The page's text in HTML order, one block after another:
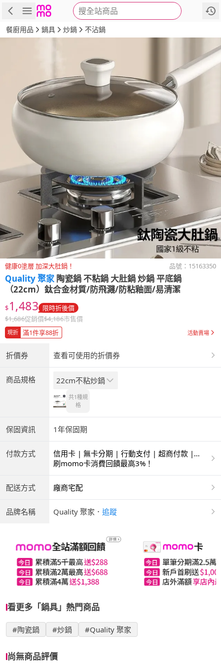
搜全站商品
商品 評價 詳情
餐廚用品 鍋具 炒鍋 不沾鍋
健康0塗層 加深大肚鍋！ 品號： 15163350
Quality 聚家 陶瓷鍋 不粘鍋 大肚鍋 炒鍋 平底鍋
（22cm）鈦合金材質/防飛濺/防粘釉面/易清潔
$1,483 限時折後價
$1,686促銷價$4,186市售價
現折 滿1件享88折 活動賣場
折價券 查看可使用的折價券
商品規格 22cm不粘炒鍋
共1種規
格
保固資訊 1年保固期
付款方式
信用卡 | 無卡分期 | 行動支付 | 超商付款 |
ATM | 銀聯卡
刷momo卡消費回饋最高3%！
配送方式 廠商宅配
品牌名稱 Quality 聚家 ． 追蹤
看更多「鍋具」熱門商品
#陶瓷鍋 #炒鍋 #Quality 聚家
尚無商品評價